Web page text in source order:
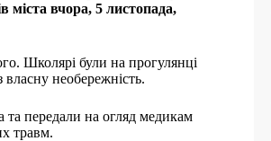
міста вчора, 5 листопада,
Школярі були на прогулянці
необережність.
та передали на огляд медикам
травм.